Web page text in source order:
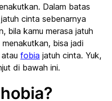
Dalam batas
cinta sebenarnya
bila kamu merasa jatuh
bisa jadi
fobia jatuh cinta. Yuk,
di bawah ini.